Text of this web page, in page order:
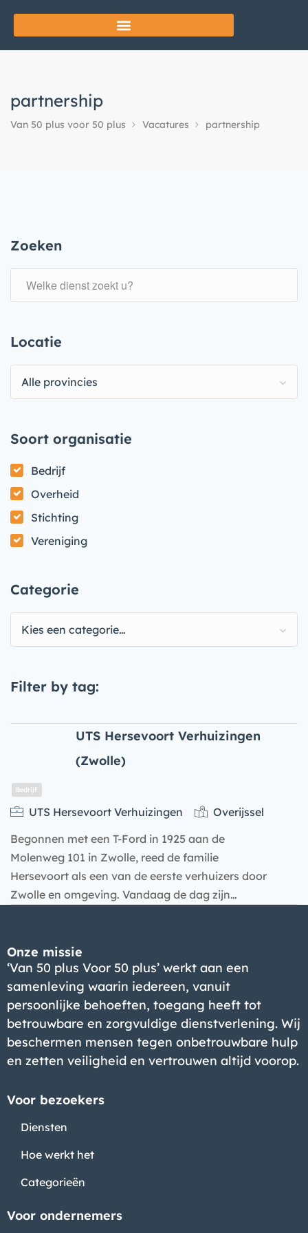
partnership
Van 50 plus voor 50 plus Vacatures partnership
Zoeken
Locatie
Alle provincies
Soort organisatie
Bedrijf
Overheid
Stichting
Vereniging
Categorie
Kies een categorie…
Filter by tag:
UTS Hersevoort Verhuizingen
(Zwolle)
UTS Hersevoort Verhuizingen
Overijssel
Begonnen met een T-Ford in 1925 aan de
Molenweg 101 in Zwolle, reed de familie
Hersevoort als een van de eerste verhuizers door
Zwolle en omgeving. Vandaag de dag zijn…
Onze missie
‘Van 50 plus Voor 50 plus’ werkt aan een
samenleving waarin iedereen, vanuit
persoonlijke behoeften, toegang heeft tot
betrouwbare en zorgvuldige dienstverlening. Wij
beschermen mensen tegen onbetrouwbare hulp
en zetten veiligheid en vertrouwen altijd voorop.
Voor bezoekers
Diensten
Hoe werkt het
Categorieën
Voor ondernemers